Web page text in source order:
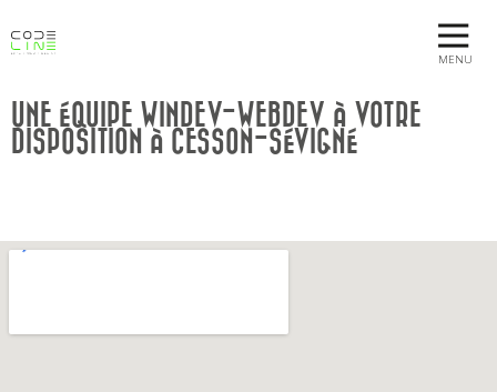
MENU
UNE ÉQUIPE WINDEV-WEBDEV À VOTRE
DISPOSITION À CESSON-SÉVIGNÉ